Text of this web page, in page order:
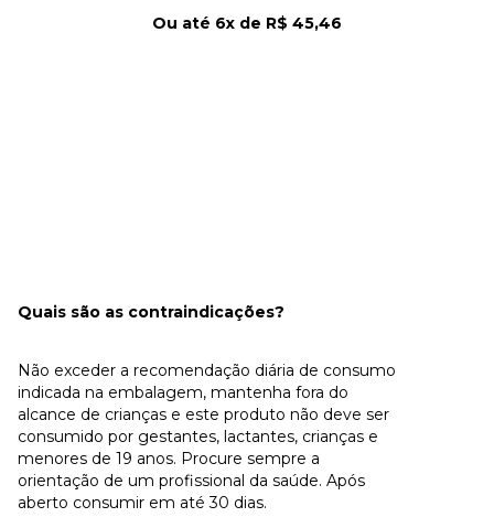
Ou até 6x de R$ 45,46
Quais são as contraindicações?
Não exceder a recomendação diária de consumo
indicada na embalagem, mantenha fora do
alcance de crianças e este produto não deve ser
consumido por gestantes, lactantes, crianças e
menores de 19 anos. Procure sempre a
orientação de um profissional da saúde. Após
aberto consumir em até 30 dias.